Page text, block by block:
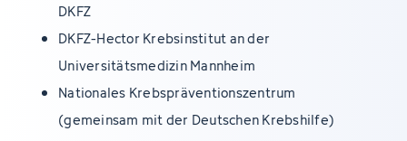
DKFZ
DKFZ-Hector Krebsinstitut an der
Universitätsmedizin Mannheim
Nationales Krebspräventionszentrum
(gemeinsam mit der Deutschen Krebshilfe)